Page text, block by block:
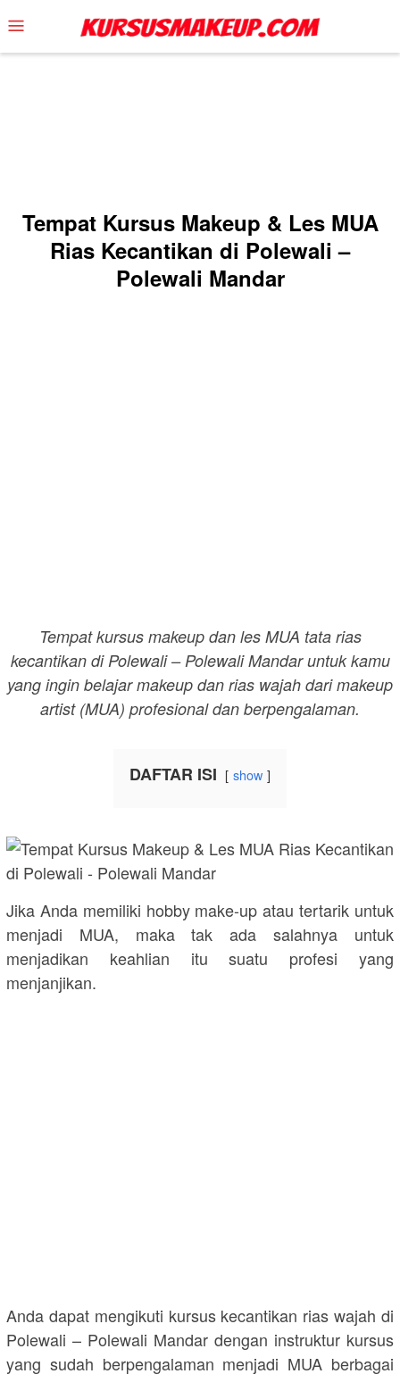
to
content
Mobile
Menu
Tempat Kursus Makeup & Les MUA
Rias Kecantikan di Polewali –
Polewali Mandar
Tempat kursus makeup dan les MUA tata rias
kecantikan di Polewali – Polewali Mandar untuk kamu
yang ingin belajar makeup dan rias wajah dari makeup
artist (MUA) profesional dan berpengalaman.
DAFTAR ISI show
Jika Anda memiliki hobby make-up atau tertarik untuk
menjadi MUA, maka tak ada salahnya untuk
menjadikan keahlian itu suatu profesi yang
menjanjikan.
Anda dapat mengikuti kursus kecantikan rias wajah di
Polewali – Polewali Mandar dengan instruktur kursus
yang sudah berpengalaman menjadi MUA berbagai